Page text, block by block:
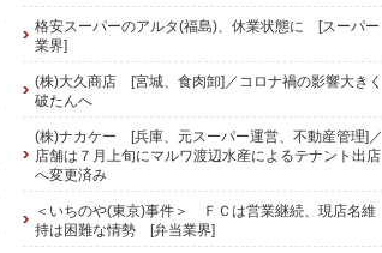
格安スーパーのアルタ(福島)、休業状態に [スーパー
業界]
(株)大久商店 [宮城、食肉卸]／コロナ禍の影響大きく
破たんへ
(株)ナカケー [兵庫、元スーパー運営、不動産管理]／
店舗は７月上旬にマルワ渡辺水産によるテナント出店
へ変更済み
＜いちのや(東京)事件＞ ＦＣは営業継続、現店名維
持は困難な情勢 [弁当業界]